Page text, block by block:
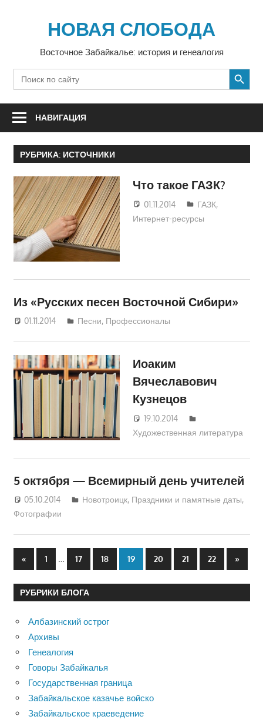
содержимомуНОВАЯ СЛОБОДА
Восточное Забайкалье: история и генеалогия
Search
for:
SEARCH BUTTON
НАВИГАЦИЯ
РУБРИКА: ИСТОЧНИКИ
Что такое ГАЗК?
01.11.2014
Екатерина
Аникина
ГАЗК,
Интернет-ресурсы
Из «Русских песен Восточной Сибири»
01.11.2014 Екатерина Аникина
Песни, Профессионалы
Иоаким
Вячеславович
Кузнецов
19.10.2014
Аникина
Художественная литература
5 октября — Всемирный день учителей
05.10.2014 Екатерина Аникина
Новотроицк, Праздники и памятные даты,
Фотографии
Пагинация
записей
«Предыдущие
записи
1 … 17 18 19 20 21 22
записи
»
РУБРИКИ БЛОГА
Албазинский острог
Архивы
Генеалогия
Говоры Забайкалья
Государственная граница
Забайкальское казачье войско
Забайкальское краеведение